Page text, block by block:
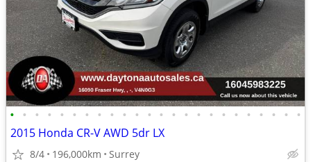
• • • • • • • • • • • • • • • • • • • • • • • •
2015 Honda CR-V AWD 5dr LX
8/4 196,000km Surrey